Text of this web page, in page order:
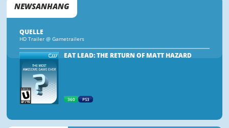
NEWSANHANG
QUELLE
HD Trailer @ Gametrailers
EAT LEAD: THE RETURN OF MATT HAZARD
360 PS3